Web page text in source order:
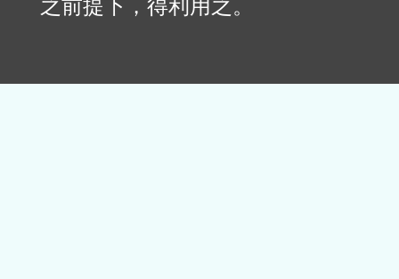
之前提下，得利用之。